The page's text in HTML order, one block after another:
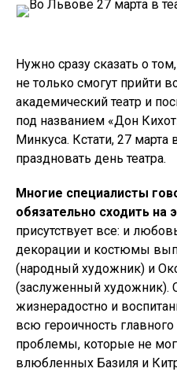
Нужно сразу сказать о
не только смогут прийти
академический театр и
под названием «Дон
Минкуса. Кстати, 27 марта
праздновать день театра.
Многие специалисты
обязательно сходить на
присутствует все: и
декорации и костюмы
(народный художник) и
(заслуженный художник).
жизнерадостно и
всю героичность
проблемы, которые не
влюбленных Базиля и